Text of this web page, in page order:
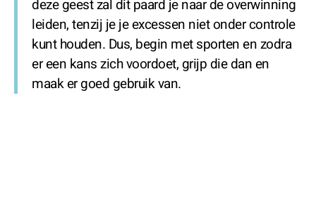
deze geest zal dit paard je naar de overwinning
leiden, tenzij je je excessen niet onder controle
kunt houden. Dus, begin met sporten en zodra
er een kans zich voordoet, grijp die dan en
maak er goed gebruik van.